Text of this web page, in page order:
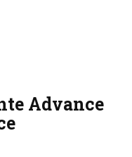
Advance